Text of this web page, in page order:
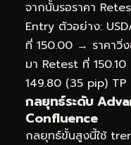
จากนั้นรอราคา
Entry ตัวอย่าง:
ที่ 150.00 → ราคาวิ่
มา Retest ที่
149.80 (35 pip) TP
กลยุทธ์ระดับ
Confluence
กลยุทธ์ขั้นสูงนี้ใช้